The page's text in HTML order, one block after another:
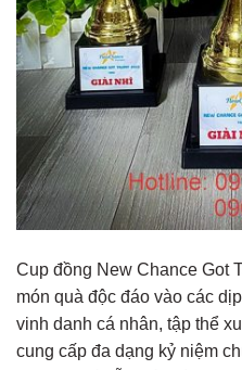
Cup đồng New Chance Got
món quà độc đáo vào các
vinh danh cá nhân, tập thể
cung cấp đa dạng kỷ niệm